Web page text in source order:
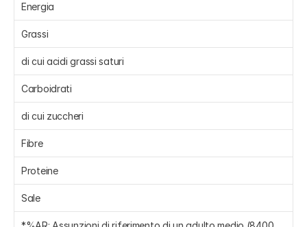
Energia
Grassi
di cui acidi grassi saturi
Carboidrati
di cui zuccheri
Fibre
Proteine
Sale